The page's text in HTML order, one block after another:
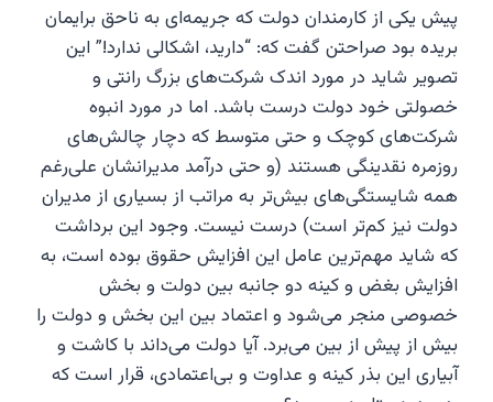
پیش یکی از کارمندان دولت که جریمه‌ای به ناحق برایمان
بریده بود صراحتن گفت که: “دارید، اشکالی ندارد!” این
تصویر شاید در مورد اندک شرکت‌های بزرگ رانتی و
خصولتی خود دولت درست باشد. اما در مورد انبوه
شرکت‌های کوچک و حتی متوسط که دچار چالش‌های
روزمره نقدینگی هستند (و حتی درآمد مدیرانشان علی‌رغم
همه شایستگی‌های بیش‌تر به مراتب از بسیاری از مدیران
دولت نیز کم‌تر است) درست نیست. وجود این برداشت
که شاید مهم‌ترین عامل این افزایش حقوق بوده است، به
افزایش بغض و کینه دو جانبه بین دولت و بخش
خصوصی منجر می‌شود و اعتماد بین این بخش و دولت را
بیش از پیش از بین می‌برد. آیا دولت می‌داند با کاشت و
آبیاری این بذر کینه و عداوت و بی‌اعتمادی، قرار است که